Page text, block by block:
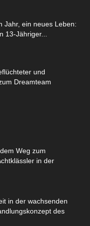
Jahr, ein neues Leben:
13-Jähriger...
und
Dreamteam
Weg zum
in der
in der wachsenden
des